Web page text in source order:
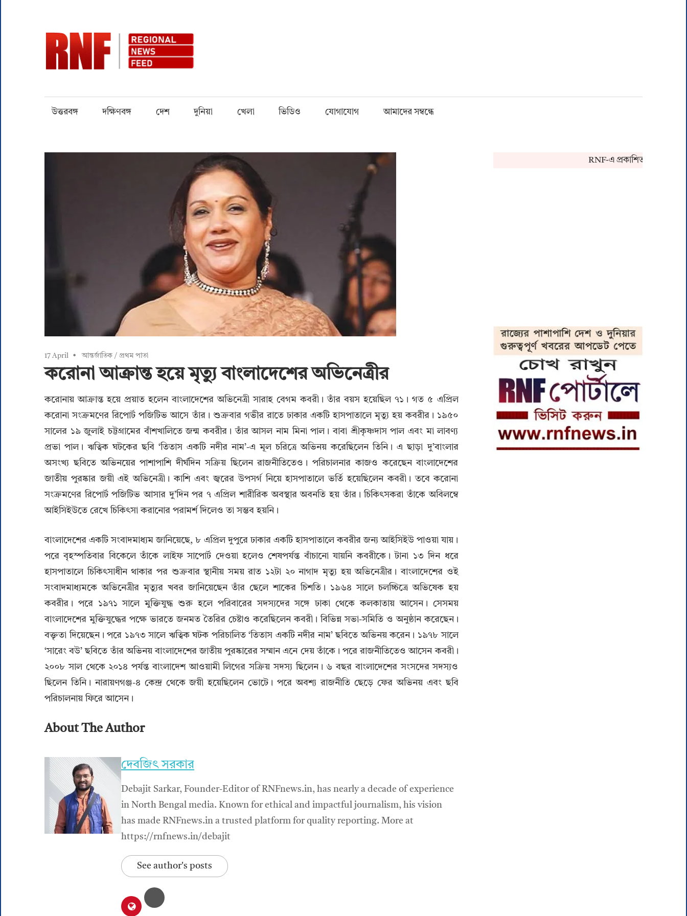
content
Quantity
উত্তরবঙ্গ দক্ষিণবঙ্গ দেশ দুনিয়া খেলা ভিডিও যোগাযোগ আমাদের সম্বন্ধে
17 April আন্তর্জাতিক / প্রথম পাতা
করোনা আক্রান্ত হয়ে মৃত্যু বাংলাদেশের অভিনেত্রীর
করোনায় আক্রান্ত হয়ে প্রয়াত হলেন বাংলাদেশের অভিনেত্রী সারাহ বেগম কবরী। তাঁর বয়স হয়েছিল ৭১। গত ৫ এপ্রিল
করোনা সংক্রমণের রিপোর্ট পজিটিভ আসে তাঁর। শুক্রবার গভীর রাতে ঢাকার একটি হাসপাতালে মৃত্যু হয় কবরীর। ১৯৫০
সালের ১৯ জুলাই চট্টগ্রামের বাঁশখালিতে জন্ম কবরীর। তাঁর আসল নাম মিনা পাল। বাবা শ্রীকৃষ্ণদাস পাল এবং মা লাবণ্য
প্রভা পাল। ঋত্বিক ঘটকের ছবি ‘তিতাস একটি নদীর নাম’-এ মূল চরিত্রে অভিনয় করেছিলেন তিনি। এ ছাড়া দু’বাংলার
অসংখ্য ছবিতে অভিনয়ের পাশাপাশি দীর্ঘদিন সক্রিয় ছিলেন রাজনীতিতেও। পরিচালনার কাজও করেছেন বাংলাদেশের
জাতীয় পুরষ্কার জয়ী এই অভিনেত্রী। কাশি এবং জ্বরের উপসর্গ নিয়ে হাসপাতালে ভর্তি হয়েছিলেন কবরী। তবে করোনা
সংক্রমণের রিপোর্ট পজিটিভ আসার দু’দিন পর ৭ এপ্রিল শারীরিক অবস্থার অবনতি হয় তাঁর। চিকিৎসকরা তাঁকে অবিলম্বে
আইসিইউতে রেখে চিকিৎসা করানোর পরামর্শ দিলেও তা সম্ভব হয়নি।
বাংলাদেশের একটি সংবাদমাধ্যম জানিয়েছে, ৮ এপ্রিল দুপুরে ঢাকার একটি হাসপাতালে কবরীর জন্য আইসিইউ পাওয়া যায়।
পরে বৃহস্পতিবার বিকেলে তাঁকে লাইফ সাপোর্ট দেওয়া হলেও শেষপর্যন্ত বাঁচানো যায়নি কবরীকে। টানা ১৩ দিন ধরে
হাসপাতালে চিকিৎসাধীন থাকার পর শুক্রবার স্থানীয় সময় রাত ১২টা ২০ নাগাদ মৃত্যু হয় অভিনেত্রীর। বাংলাদেশের ওই
সংবাদমাধ্যমকে অভিনেত্রীর মৃত্যুর খবর জানিয়েছেন তাঁর ছেলে শাকের চিশতি। ১৯৬৪ সালে চলচ্চিত্রে অভিষেক হয়
কবরীর। পরে ১৯৭১ সালে মুক্তিযুদ্ধ শুরু হলে পরিবারের সদস্যদের সঙ্গে ঢাকা থেকে কলকাতায় আসেন। সেসময়
বাংলাদেশের মুক্তিযুদ্ধের পক্ষে ভারতে জনমত তৈরির চেষ্টাও করেছিলেন কবরী। বিভিন্ন সভা-সমিতি ও অনুষ্ঠান করেছেন।
বক্তৃতা দিয়েছেন। পরে ১৯৭৩ সালে ঋত্বিক ঘটক পরিচালিত ‘তিতাস একটি নদীর নাম’ ছবিতে অভিনয় করেন। ১৯৭৮ সালে
‘সারেং বউ’ ছবিতে তাঁর অভিনয় বাংলাদেশের জাতীয় পুরষ্কারের সম্মান এনে দেয় তাঁকে। পরে রাজনীতিতেও আসেন কবরী।
২০০৮ সাল থেকে ২০১৪ পর্যন্ত বাংলাদেশ আওয়ামী লিগের সক্রিয় সদস্য ছিলেন। ৬ বছর বাংলাদেশের সংসদের সদস্যও
ছিলেন তিনি। নারায়ণগঞ্জ-৪ কেন্দ্র থেকে জয়ী হয়েছিলেন ভোটে। পরে অবশ্য রাজনীতি ছেড়ে ফের অভিনয় এবং ছবি
পরিচালনায় ফিরে আসেন।
About The Author
দেবজিৎ সরকার
Debajit Sarkar, Founder-Editor of RNFnews.in, has nearly a decade of experience
in North Bengal media. Known for ethical and impactful journalism, his vision
has made RNFnews.in a trusted platform for quality reporting. More at
https://rnfnews.in/debajit
See author's posts
RNF-এ প্রকাশিত খবর সংক্রান্ত